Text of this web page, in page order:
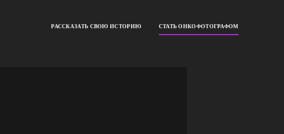
РАССКАЗАТЬ СВОЮ ИСТОРИЮ СТАТЬ ОНКОФОТОГРАФОМ